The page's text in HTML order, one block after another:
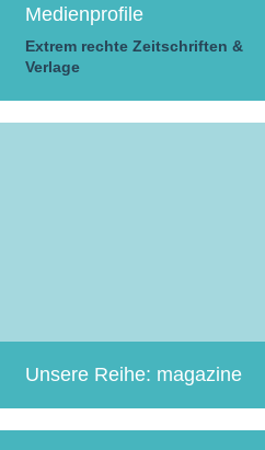
Medienprofile
Extrem rechte Zeitschriften &
Verlage
Unsere Reihe: magazine